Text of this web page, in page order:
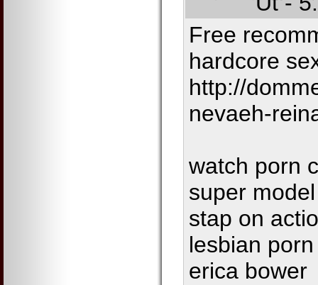
Free
hardcore
http://
nevaeh-
watch porn
super
stap on
lesbian
erica bower